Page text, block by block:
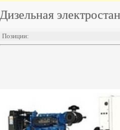
Дизельная
Позиции: